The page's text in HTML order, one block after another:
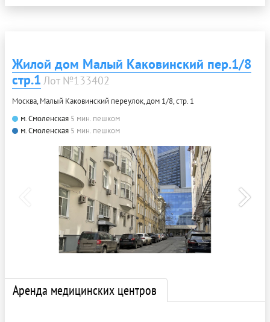
Жилой дом Малый Каковинский пер.1/8
стр.1 Лот №133402
Москва, Малый Каковинский переулок, дом 1/8, стр. 1
м. Смоленская 5 мин. пешком
м. Смоленская 5 мин. пешком
Аренда медицинских центров